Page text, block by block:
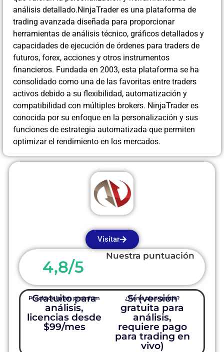
análisis detallado.NinjaTrader es una plataforma de
trading avanzada diseñada para proporcionar
herramientas de análisis técnico, gráficos detallados y
capacidades de ejecución de órdenes para traders de
futuros, forex, acciones y otros instrumentos
financieros. Fundada en 2003, esta plataforma se ha
consolidado como una de las favoritas entre traders
activos debido a su flexibilidad, automatización y
compatibilidad con múltiples brokers. NinjaTrader es
conocida por su enfoque en la personalización y sus
funciones de estrategia automatizada que permiten
optimizar el rendimiento en los mercados.
Visitar
4,8/5
Nuestra puntuación
Precio del plan premium
Gratuito para
análisis,
licencias desde
$99/mes
¿Tiene plan gratis?
Sí (versión
gratuita para
análisis,
requiere pago
para trading en
vivo)